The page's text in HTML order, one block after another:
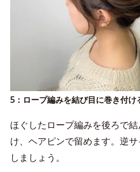
5：ロープ編みを結び目に巻き付け
ほぐしたロープ編みを後ろで
け、ヘアピンで留めます。逆
しましょう。